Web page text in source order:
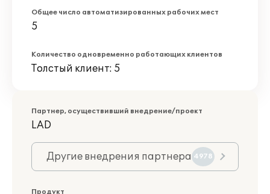
Общее число автоматизированных рабочих мест
5
Количество одновременно работающих клиентов
Толстый клиент: 5
Партнер, осуществивший внедрение/проект
LAD
Другие внедрения партнера 4978
Продукт